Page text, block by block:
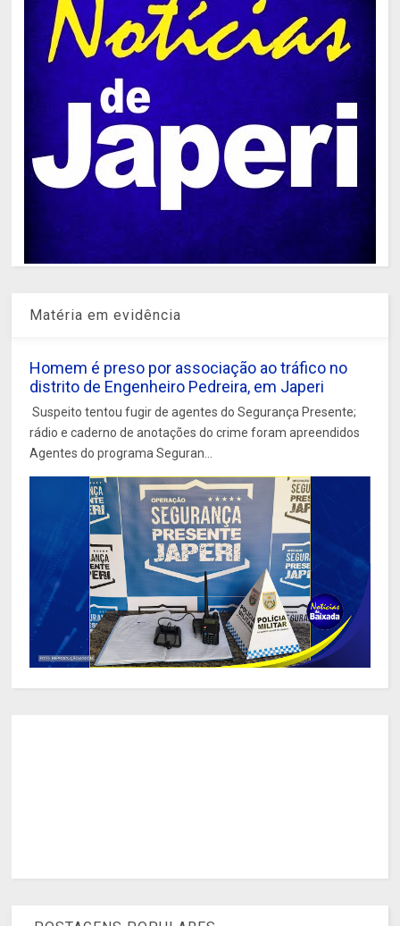
Matéria em evidência
Homem é preso por associação ao tráfico no
distrito de Engenheiro Pedreira, em Japeri
Suspeito tentou fugir de agentes do Segurança Presente;
rádio e caderno de anotações do crime foram apreendidos
Agentes do programa Seguran...